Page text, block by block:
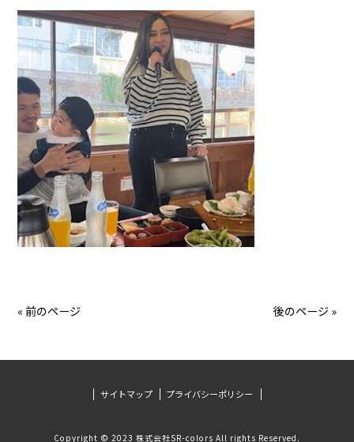
« 前のページ 後のページ »
サイトマップ プライバシーポリシー
Copyright © 2023 株式会社SR-colors All rights Reserved.